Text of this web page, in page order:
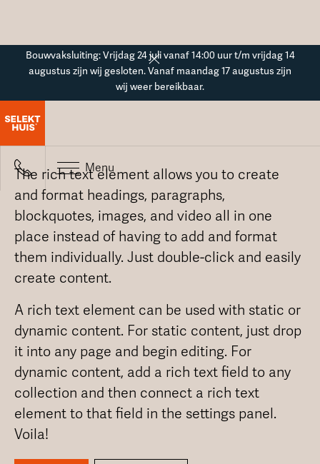
Bouwvaksluiting: Vrijdag 24 juli vanaf 14:00 uur t/m vrijdag 14
augustus zijn wij gesloten. Vanaf maandag 17 augustus zijn
wij weer bereikbaar.
Menu
Basis statische pagina
The rich text element allows you to create
and format headings, paragraphs,
blockquotes, images, and video all in one
place instead of having to add and format
them individually. Just double-click and easily
create content.
A rich text element can be used with static or
dynamic content. For static content, just drop
it into any page and begin editing. For
dynamic content, add a rich text field to any
collection and then connect a rich text
element to that field in the settings panel.
Voila!